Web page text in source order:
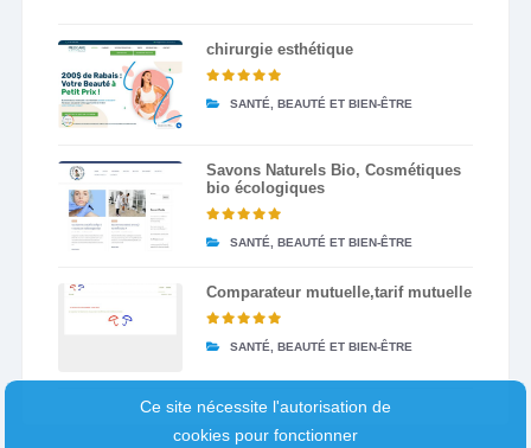
chirurgie esthétique
SANTÉ, BEAUTÉ ET BIEN-ÊTRE
Savons Naturels Bio, Cosmétiques
bio écologiques
SANTÉ, BEAUTÉ ET BIEN-ÊTRE
Comparateur mutuelle,tarif mutuelle
SANTÉ, BEAUTÉ ET BIEN-ÊTRE
Ce site nécessite l'autorisation de
cookies pour fonctionner